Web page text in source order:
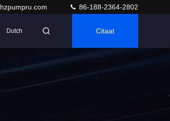
86-188-2364-2802
Dutch Citaat